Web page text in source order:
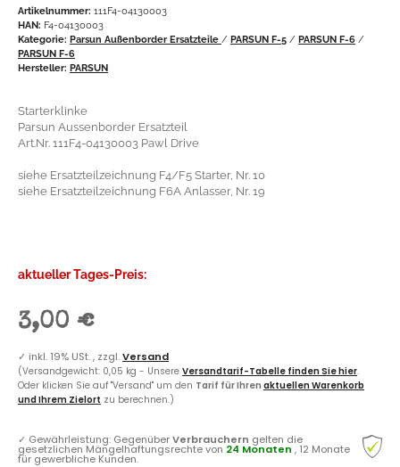
Artikelnummer: 111F4-04130003
HAN: F4-04130003
Kategorie: Parsun Außenborder Ersatzteile / PARSUN F-5 / PARSUN F-6 /
PARSUN F-6
Hersteller: PARSUN
Starterklinke
Parsun Aussenborder Ersatzteil
Art.Nr. 111F4-04130003 Pawl Drive
siehe Ersatzteilzeichnung F4/F5 Starter, Nr. 10
siehe Ersatzteilzeichnung F6A Anlasser, Nr. 19
aktueller Tages-Preis:
3,00 €
✓ inkl. 19% USt. , zzgl.Versand
(Versandgewicht: 0,05 kg - Unsere Versandtarif-Tabelle finden Sie hier.
Oder klicken Sie auf "Versand" um den Tarif für Ihren aktuellen Warenkorb
und Ihrem Zielort zu berechnen.)
✓ Gewährleistung: GegenüberVerbrauchern gelten die
gesetzlichen Mängelhaftungsrechte von 24 Monaten , 12 Monate
für gewerbliche Kunden.